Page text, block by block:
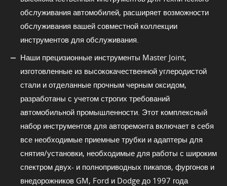
обслуживания автомобилей, расширяет возможности
обслуживания вашей совместной коллекции
инструментов для обслуживания.
Наши прецизионные инструменты Master Joint,
изготовленные из высококачественной углеродистой
стали и отделанные прочным черным оксидом,
разработаны с учетом строгих требований
автомобильной промышленности. Этот комплексный
набор инструментов для авторемонта включает в себя
все необходимые приемные трубки и адаптеры для
снятия/установки, необходимые для работы с широким
спектром двух- и полноприводных пикапов, фургонов и
внедорожников GM, Ford и Dodge до 1997 года